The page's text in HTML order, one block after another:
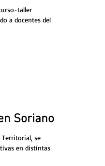
taller
a docentes del
Soriano
Territorial, se
en distintas